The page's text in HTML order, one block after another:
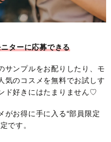
ターに応募できる
サンプルをお配りしたり、モ
気のコスメを無料でお試しす
ド好きにはたまりません♡
がお得に手に入る“部員限定
です。